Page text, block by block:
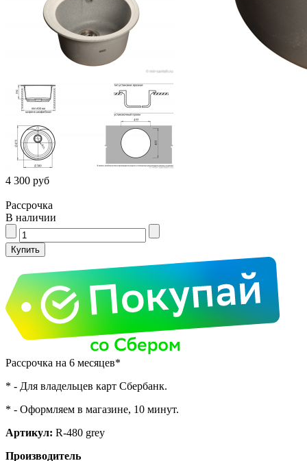
4 300 руб
Рассрочка
В наличии
Рассрочка на 6 месяцев*
* - Для владельцев карт Сбербанк.
* - Оформляем в магазине, 10 минут.
Артикул: R-480 grey
Производитель